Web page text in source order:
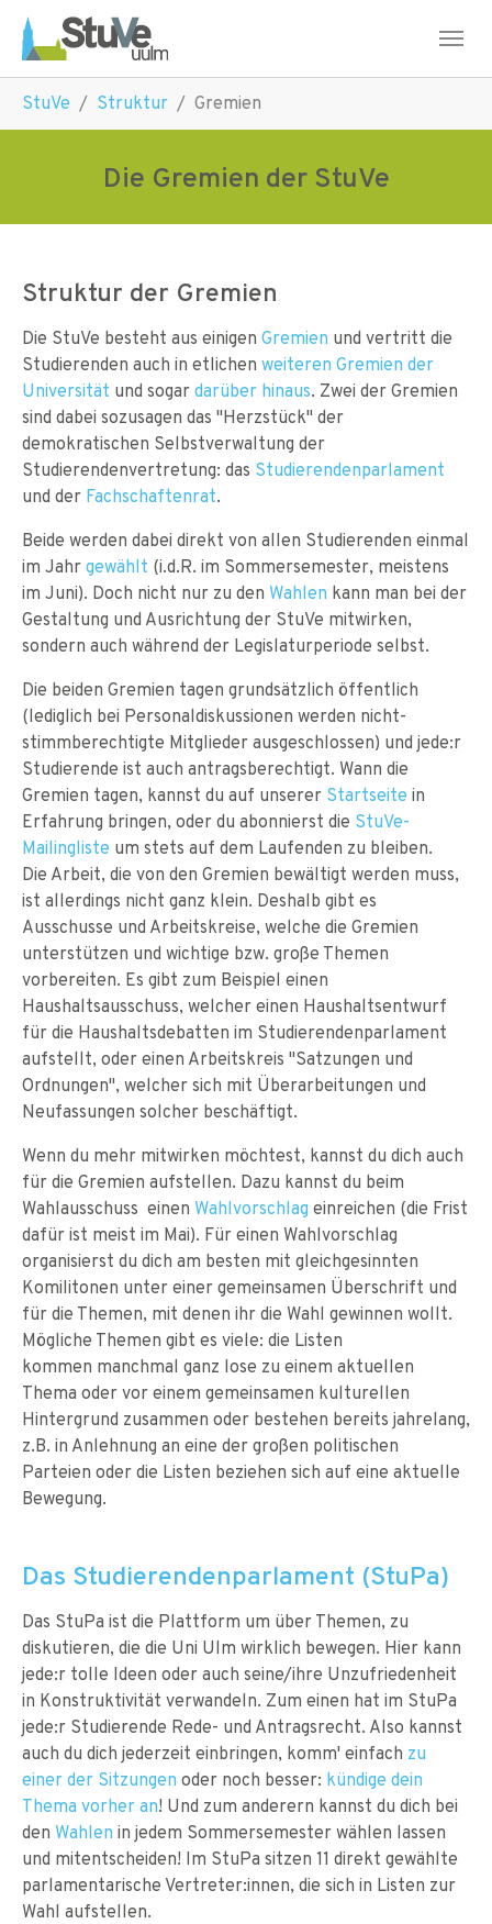
Skip to main navigation
Skip to main content
Skip to page footer
StuVe Struktur Gremien
Die Gremien der StuVe
Struktur der Gremien
Die StuVe besteht aus einigen Gremien und vertritt die
Studierenden auch in etlichen weiteren Gremien der
Universität und sogardarüber hinaus. Zwei der Gremien
sind dabei sozusagen das "Herzstück" der
demokratischen Selbstverwaltung der
Studierendenvertretung: das Studierendenparlament
und der Fachschaftenrat.
Beide werden dabei direkt von allen Studierenden einmal
im Jahrgewählt (i.d.R. im Sommersemester, meistens
im Juni). Doch nicht nur zu den Wahlen kann man bei der
Gestaltung und Ausrichtung der StuVe mitwirken,
sondern auch während der Legislaturperiode selbst.
Die beiden Gremien tagen grundsätzlich öffentlich
(lediglich bei Personaldiskussionen werden nicht-
stimmberechtigte Mitglieder ausgeschlossen) und jede:r
Studierende ist auch antragsberechtigt. Wann die
Gremien tagen, kannst du auf unserer Startseite in
Erfahrung bringen, oder du abonnierst die StuVe-
Mailingliste um stets auf dem Laufenden zu bleiben.
Die Arbeit, die von den Gremien bewältigt werden muss,
ist allerdings nicht ganz klein. Deshalb gibt es
Ausschusse und Arbeitskreise, welche die Gremien
unterstützen und wichtige bzw. große Themen
vorbereiten. Es gibt zum Beispiel einen
Haushaltsausschuss, welcher einen Haushaltsentwurf
für die Haushaltsdebatten im Studierendenparlament
aufstellt, oder einen Arbeitskreis "Satzungen und
Ordnungen", welcher sich mit Überarbeitungen und
Neufassungen solcher beschäftigt.
Wenn du mehr mitwirken möchtest, kannst du dich auch
für die Gremien aufstellen. Dazu kannst du beim
Wahlausschuss einen Wahlvorschlag einreichen (die Frist
dafür ist meist im Mai). Für einen Wahlvorschlag
organisierst du dich am besten mit gleichgesinnten
Komilitonen unter einer gemeinsamen Überschrift und
für die Themen, mit denen ihr die Wahl gewinnen wollt.
Mögliche Themen gibt es viele: die Listen
kommen manchmal ganz lose zu einem aktuellen
Thema oder vor einem gemeinsamen kulturellen
Hintergrund zusammen oder bestehen bereits jahrelang,
z.B. in Anlehnung an eine der großen politischen
Parteien oder die Listen beziehen sich auf eine aktuelle
Bewegung.
Das Studierendenparlament (StuPa)
Das StuPa ist die Plattform um über Themen, zu
diskutieren, die die Uni Ulm wirklich bewegen. Hier kann
jede:r tolle Ideen oder auch seine/ihre Unzufriedenheit
in Konstruktivität verwandeln. Zum einen hat im StuPa
jede:r Studierende Rede- und Antragsrecht. Also kannst
auch du dich jederzeit einbringen, komm' einfach zu
einer der Sitzungen oder noch besser: kündige dein
Thema vorher an! Und zum anderern kannst du dich bei
den Wahlen in jedem Sommersemester wählen lassen
und mitentscheiden! Im StuPa sitzen 11 direkt gewählte
parlamentarische Vertreter:innen, die sich in Listen zur
Wahl aufstellen.